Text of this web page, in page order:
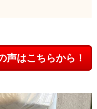
声はこちらから！